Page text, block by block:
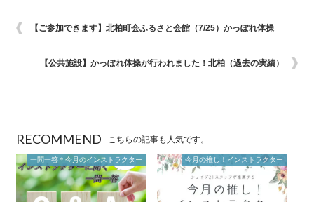
【ご参加できます】北柏町会ふるさと会館（7/25）かっぽれ体操
【公共施設】かっぽれ体操が行われました！北柏（過去の実績）
RECOMMEND こちらの記事も人気です。
一問一答＊今月のインストラクター 今月の推し！インストラクター